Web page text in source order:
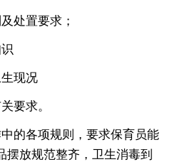
处置要求；
生现况
要求。
的各项规则，要求保育员能
摆放规范整齐，卫生消毒到